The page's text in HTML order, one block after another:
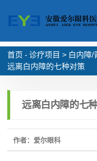
首页 - 诊疗项目 > 白内障/
远离白内障的七种对策
远离白内障的七
作者：爱尔眼科